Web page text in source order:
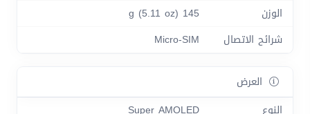
الوزن
145 g (5.11 oz)
شرائح الاتصال
Micro-SIM
العرض
النوع
Super AMOLED